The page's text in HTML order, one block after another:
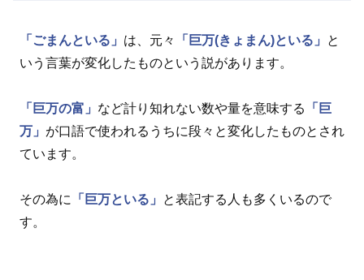
「ごまんといる」 は、元々 「巨万(きょまん)といる」
と
いう言葉が変化したものという説があります。
「巨万の富」 など計り知れない数や量を意味する
「巨
万」 が口語で使われるうちに段々と変化したものとされ
ています。
その為に 「巨万といる」
と表記する人も多くいるので
す。